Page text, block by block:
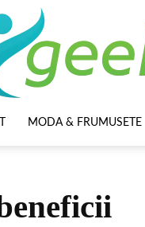
MODA & FRUMUSETE